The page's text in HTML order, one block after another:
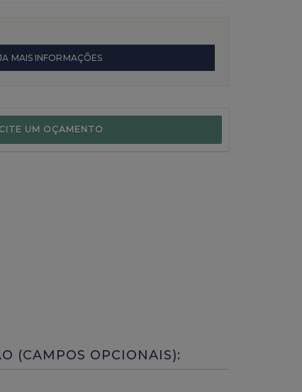
MAIS INFORMAÇÕES
UM OÇAMENTO
(CAMPOS OPCIONAIS):